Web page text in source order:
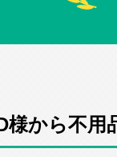
から不用